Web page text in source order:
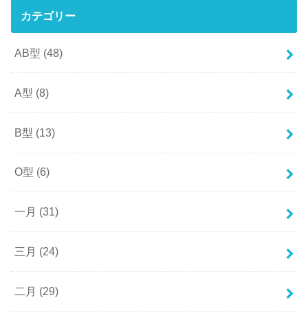
カテゴリー
AB型 (48)
A型 (8)
B型 (13)
O型 (6)
一月 (31)
三月 (24)
二月 (29)